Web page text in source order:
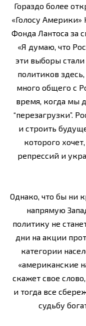
Гораздо более
«Голосу Америки»
Фонда Лантоса за
«Я думаю, что
эти выборы
политиков
много общего с
время, когда мы
“перезагрузки”.
и строить
которого
репрессий и
Однако, что бы ни
напрямую
политику не
дни на акции
категории
«американские
скажет свое
и тогда все
судьбу